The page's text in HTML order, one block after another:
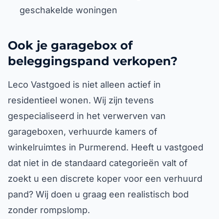
geschakelde woningen
Ook je garagebox of
beleggingspand verkopen?
Leco Vastgoed is niet alleen actief in
residentieel wonen. Wij zijn tevens
gespecialiseerd in het verwerven van
garageboxen, verhuurde kamers of
winkelruimtes in Purmerend. Heeft u vastgoed
dat niet in de standaard categorieën valt of
zoekt u een discrete koper voor een verhuurd
pand? Wij doen u graag een realistisch bod
zonder rompslomp.